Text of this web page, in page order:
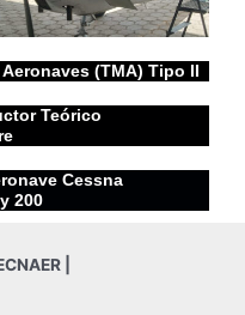
(TMA) Tipo II
Teórico
Cessna
200
|